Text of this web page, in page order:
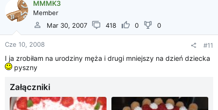
MMMK3
Member
Mar 30, 2007
418 0 0
Cze 10, 2008 #11
I ja zrobiłam na urodziny męża i drugi mniejszy na dzień dziecka
pyszny
Załączniki